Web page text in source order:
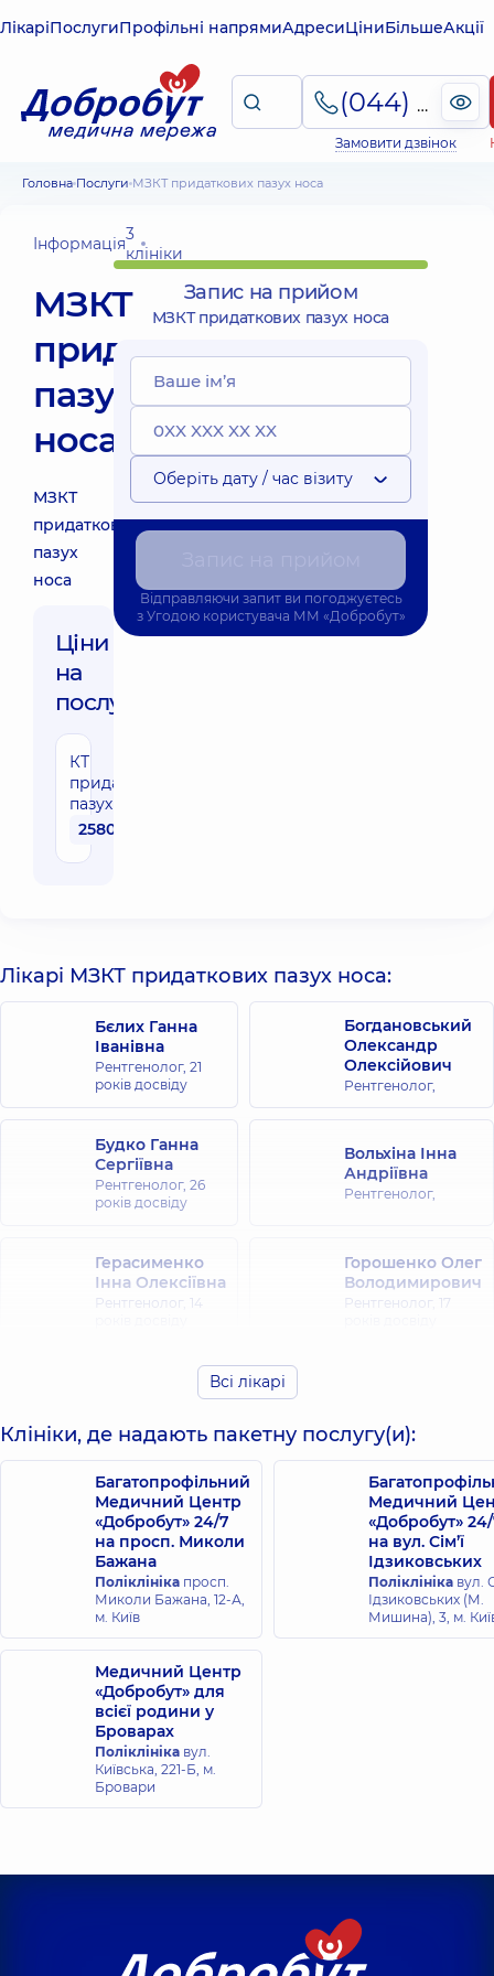
ЛікаріПослугиПрофільні напрямиАдресиЦіниБільшеАкції
(044) 495-2-888
Замовити дзвінок
Головна Послуги МЗКТ придаткових пазух носа
Інформація3
клініки
МЗКТ
придаткових
пазух
носа
МЗКТ
придаткових
пазух
носа
Ціни
на
послуги:
КТ
придаткових
пазух носу
2580 грн
Запис на прийом
МЗКТ придаткових пазух носа
Оберіть дату / час візиту
Відправляючи запит ви погоджуєтесь
з Угодою користувача ММ «Добробут»
Лікарі МЗКТ придаткових пазух носа:
Бєлих Ганна
Іванівна
Рентгенолог, 21
років досвіду
Богдановський
Олександр
Олексійович
Рентгенолог,
Будко Ганна
Сергіївна
Рентгенолог, 26
років досвіду
Вольхіна Інна
Андріївна
Рентгенолог,
Герасименко
Інна Олексіївна
Рентгенолог, 14
Горошенко Олег
Володимирович
Рентгенолог, 17
Рентгенолог,13
Рентгенолог,
Заєць Наталія
Юріївна
Рентгенолог, 21
років досвіду
Ковальський
Володимир
Олександрович
Рентгенолог,
Корягіна Юлія
Рентгенолог,
Ніколенко Анна
Рязанцев
Богдан
Анатолійович
Корнєєва
Сергіївна
Рентгенолог,
років досвіду
Всі лікарі
Клініки, де надають пакетну послугу(и):
Багатопрофільний
Медичний Центр
«Добробут» 24/7
на просп. Миколи
Бажана
Поліклініка просп.
Миколи Бажана, 12-А,
м. Київ
Медичний
«Добробут»
на вул. Сім’ї
Ідзиковських
Поліклініка вул.
Ідзиковських (М.
Мишина), 3, м.
Медичний Центр
«Добробут» для
всієї родини у
Броварах
Поліклініка вул.
Київська, 221-Б, м.
Бровари